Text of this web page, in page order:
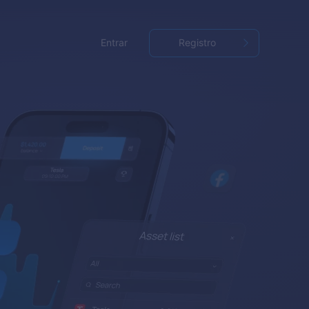
Entrar Registro